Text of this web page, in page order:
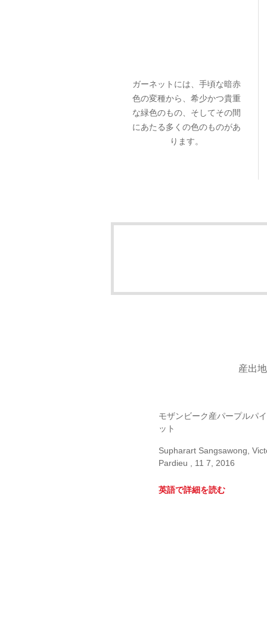
ガーネットには、手頃な暗赤
色の変種から、希少かつ貴重
な緑色のもの、そしてその間
にあたる多くの色のものがあ
ります。
産出
モザンビーク産パープルパ
ット
Supharart Sangsawong,
Pardieu , 11 7, 2016
英語で詳細を読む